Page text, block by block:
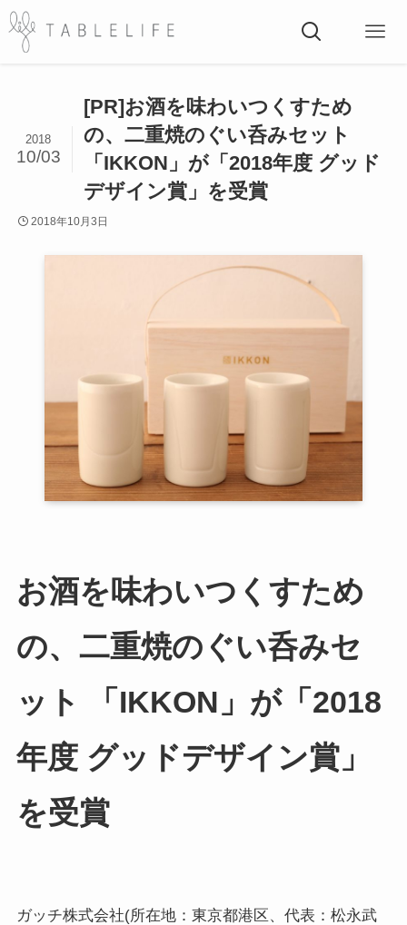
[PR]お酒を味わいつくすため
の、二重焼のぐい呑みセット
「IKKON」が「2018年度 グッド
デザイン賞」を受賞
2018
10/03
2018年10月3日
お酒を味わいつくすため
の、二重焼のぐい呑みセ
ット 「IKKON」が「2018
年度 グッドデザイン賞」
を受賞
ガッチ株式会社(所在地：東京都港区、代表：松永武